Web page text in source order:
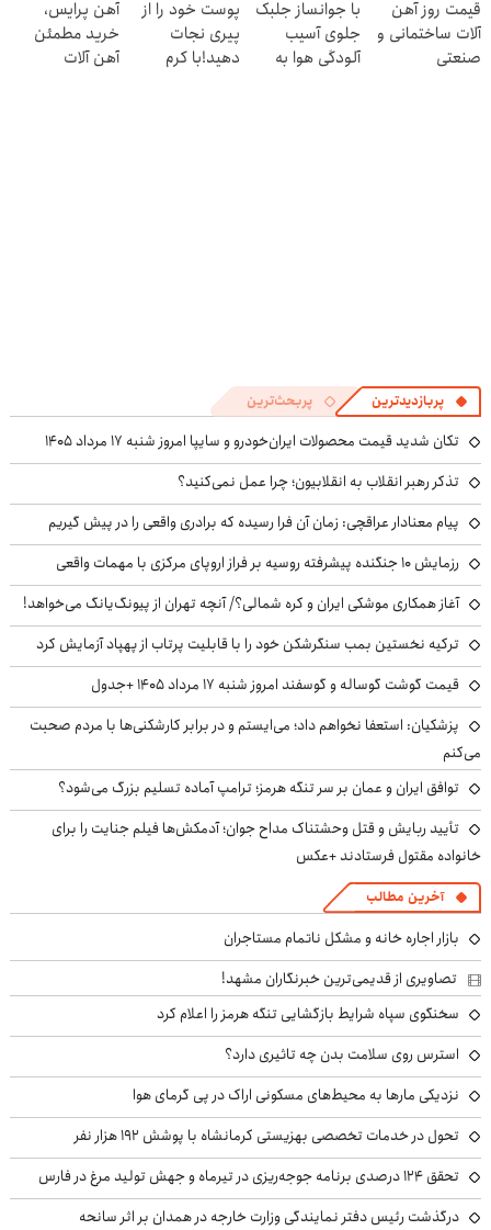
کنی! 👈🏻
پرسش‌نامه
کبدچرب
قیمت روز آهن
آلات ساختمانی و
صنعتی
با جوانساز جلبک
جلوی آسیب
آلودگی هوا به
پوست خود را از
پیری نجات
دهید!با کرم
آهن پرایس،
خرید مطمئن
آهن آلات
پربازدیدترین پربحث‌ترین
تکان شدید قیمت محصولات ایران‌خودرو و سایپا امروز شنبه ۱۷ مرداد ۱۴۰۵
تذکر رهبر انقلاب به انقلابیون؛ چرا عمل نمی‌کنید؟
پیام معنادار عراقچی: زمان آن فرا رسیده که برادری واقعی را در پیش گیریم
رزمایش ۱۰ جنگنده پیشرفته روسیه بر فراز اروپای مرکزی با مهمات واقعی
آغاز همکاری موشکی ایران و کره شمالی؟/ آنچه تهران از پیونگ‌یانگ می‌خواهد!
ترکیه نخستین بمب سنگرشکن خود را با قابلیت پرتاب از پهپاد آزمایش کرد
قیمت گوشت گوساله و گوسفند امروز شنبه ۱۷ مرداد ۱۴۰۵ +جدول
پزشکیان: استعفا نخواهم داد؛ می‌ایستم و در برابر کارشکنی‌ها با مردم صحبت
می‌کنم
توافق ایران و عمان بر سر تنگه هرمز؛ ترامپ آماده تسلیم بزرگ می‌شود؟
تأیید ربایش و قتل وحشتناک مداح جوان؛ آدمکش‌ها فیلم جنایت را برای
خانواده مقتول فرستادند +عکس
آخرین مطالب
بازار اجاره خانه و مشکل ناتمام مستاجران
تصاویری از قدیمی‌ترین خبرنگاران مشهد!
سخنگوی سپاه شرایط بازگشایی تنگه هرمز را اعلام کرد
استرس روی سلامت بدن چه تاثیری دارد؟
نزدیکی مارها به محیط‌های مسکونی اراک در پی گرمای هوا
تحول در خدمات تخصصی بهزیستی کرمانشاه با پوشش ۱۹۲ هزار نفر
تحقق ۱۲۴ درصدی برنامه جوجه‌ریزی در تیرماه و جهش تولید مرغ در فارس
درگذشت رئیس دفتر نمایندگی وزارت خارجه در همدان بر اثر سانحه